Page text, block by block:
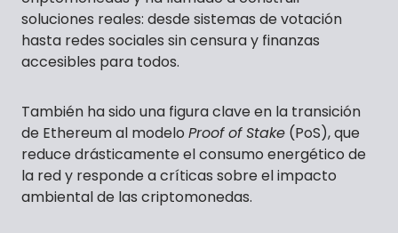
soluciones reales: desde sistemas de votación
hasta redes sociales sin censura y finanzas
accesibles para todos.
También ha sido una figura clave en la transición
de Ethereum al modelo Proof of Stake (PoS), que
reduce drásticamente el consumo energético de
la red y responde a críticas sobre el impacto
ambiental de las criptomonedas.